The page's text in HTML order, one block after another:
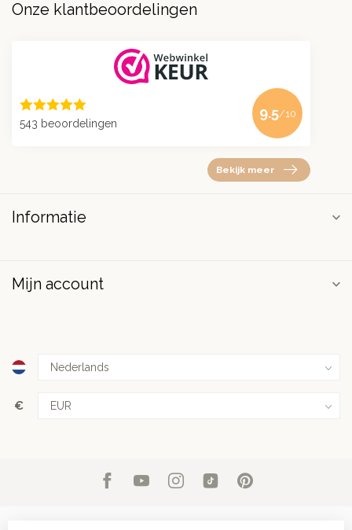
Onze klantbeoordelingen
543 beoordelingen
9.5/10
Bekijk meer
Informatie
Mijn account
€